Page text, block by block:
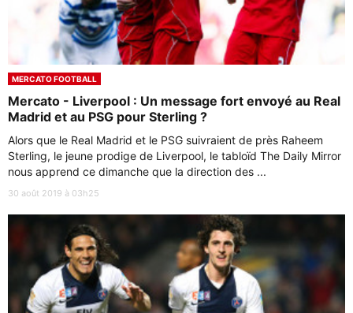
MERCATO FOOTBALL
Mercato - Liverpool : Un message fort envoyé au Real
Madrid et au PSG pour Sterling ?
Alors que le Real Madrid et le PSG suivraient de près Raheem
Sterling, le jeune prodige de Liverpool, le tabloïd The Daily Mirror
nous apprend ce dimanche que la direction des ...
30 août 2019 à 03h25